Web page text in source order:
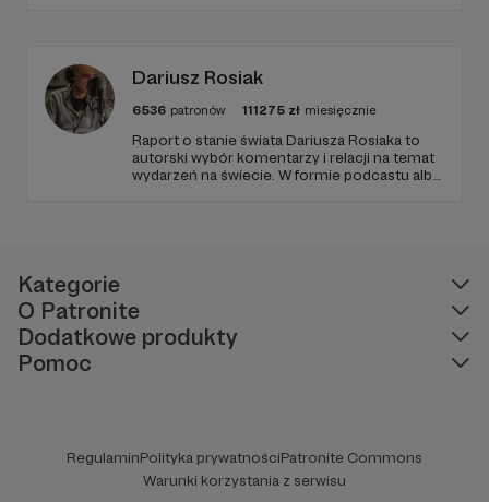
Dariusz Rosiak
6536 patronów 111275 zł miesięcznie
Raport o stanie świata Dariusza Rosiaka to
autorski wybór komentarzy i relacji na temat
wydarzeń na świecie. W formie podcastu albo
Kategorie
O Patronite
Dodatkowe produkty
Pomoc
RegulaminPolityka prywatnościPatronite Commons
Warunki korzystania z serwisu